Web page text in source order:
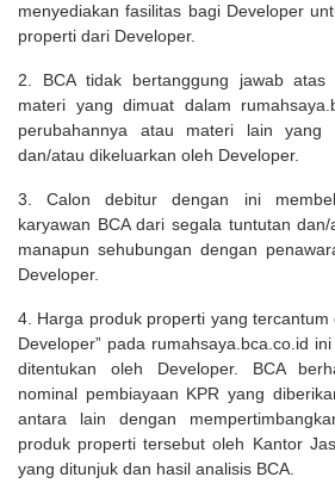
menyediakan fasilitas bagi Developer
properti dari Developer.
2. BCA tidak bertanggung jawab atas
materi yang dimuat dalam
perubahannya atau materi lain yang
dan/atau dikeluarkan oleh Developer.
3. Calon debitur dengan ini
karyawan BCA dari segala tuntutan
manapun sehubungan dengan
Developer.
4. Harga produk properti yang tercantum
Developer” pada rumahsaya.bca.co.id
ditentukan oleh Developer. BCA
nominal pembiayaan KPR yang
antara lain dengan
produk properti tersebut oleh Kantor
yang ditunjuk dan hasil analisis BCA.